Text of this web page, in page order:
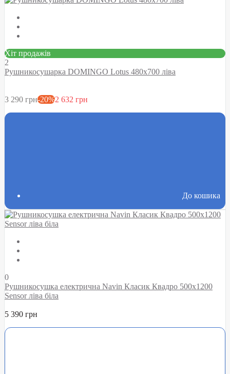
Хіт продажів
2
Рушникосушарка DOMINGO Lotus 480х700 ліва
3 290 грн-20%2 632 грн
До кошика
0
Рушникосушка електрична Navin Класик Квадро 500х1200
Sensor ліва біла
5 390 грн